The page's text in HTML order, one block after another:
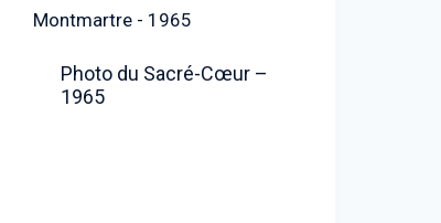
Photo du Sacré-Cœur –
1965